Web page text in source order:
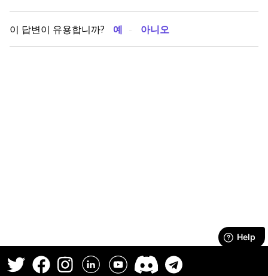
이 답변이 유용합니까? 예 아니오